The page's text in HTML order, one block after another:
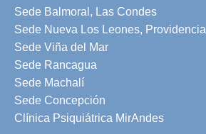
Sede Balmoral, Las Condes
Sede Nueva Los Leones, Providencia
Sede Viña del Mar
Sede Rancagua
Sede Machalí
Sede Concepción
Clínica Psiquiátrica MirAndes